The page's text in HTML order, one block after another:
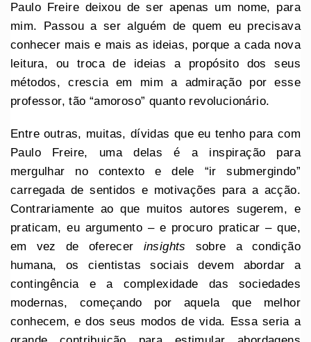
Paulo Freire deixou de ser apenas um nome, para
mim. Passou a ser alguém de quem eu precisava
conhecer mais e mais as ideias, porque a cada nova
leitura, ou troca de ideias a propósito dos seus
métodos, crescia em mim a admiração por esse
professor, tão “amoroso” quanto revolucionário.
Entre outras, muitas, dívidas que eu tenho para com
Paulo Freire, uma delas é a inspiração para
mergulhar no contexto e dele “ir submergindo”
carregada de sentidos e motivações para a acção.
Contrariamente ao que muitos autores sugerem, e
praticam, eu argumento – e procuro praticar – que,
em vez de oferecer insights sobre a condição
humana, os cientistas sociais devem abordar a
contingência e a complexidade das sociedades
modernas, começando por aquela que melhor
conhecem, e dos seus modos de vida. Essa seria a